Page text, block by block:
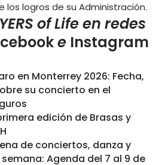
los logros de su Administración.
of Life en redes
e Instagram
en Monterrey 2026: Fecha,
su concierto en el
edición de Brasas y
de conciertos, danza y
Agenda del 7 al 9 de